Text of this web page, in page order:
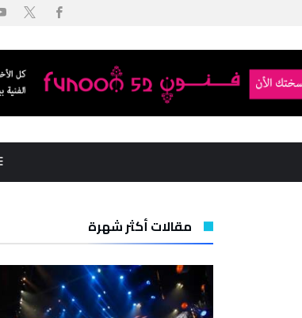
مقالات أكثر شهرة